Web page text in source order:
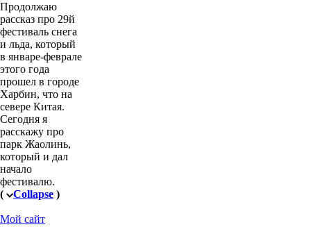
Продолжаю
рассказ про 29й
фестиваль снега
и льда, который
в январе-феврале
этого года
прошел в городе
Харбин, что на
севере Китая.
Сегодня я
расскажу про
парк Жаолинь,
который и дал
начало
фестивалю.
(
Collapse )
Мой сайт